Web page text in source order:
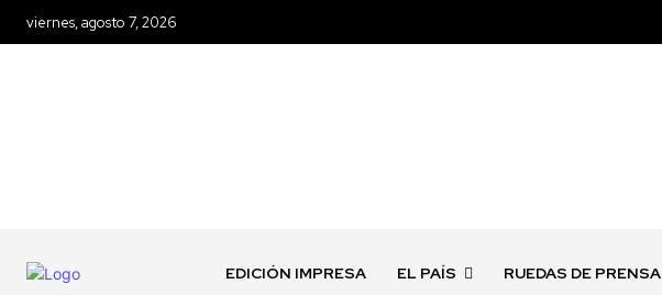
viernes, agosto 7, 2026
EDICIÓN IMPRESA EL PAÍS RUEDAS DE PRENSA